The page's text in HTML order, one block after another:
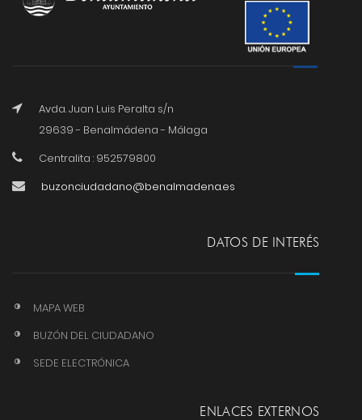
Avda. Juan Luis Peralta s/n
29639 - Benalmádena - Málaga
Centralita : 952579800
buzonciudadano@benalmadena.es
DATOS DE INTERÉS
MAPA WEB
BUZÓN DEL CIUDADANO
SEDE ELECTRÓNICA
ENLACES EXTERNOS